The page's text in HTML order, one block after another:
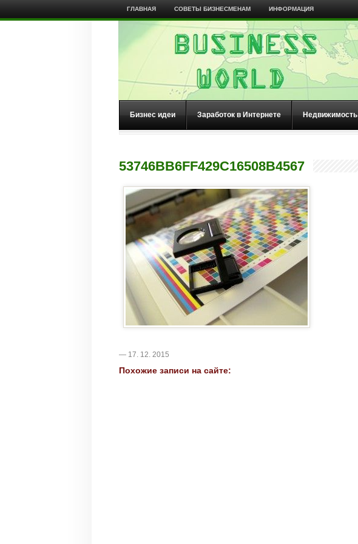
ГЛАВНАЯ СОВЕТЫ БИЗНЕСМЕНАМ ИНФОРМАЦИЯ
Бизнес идеи Заработок в Интернете Недвижимость
53746BB6FF429C16508B4567
— 17. 12. 2015
Похожие записи на сайте: